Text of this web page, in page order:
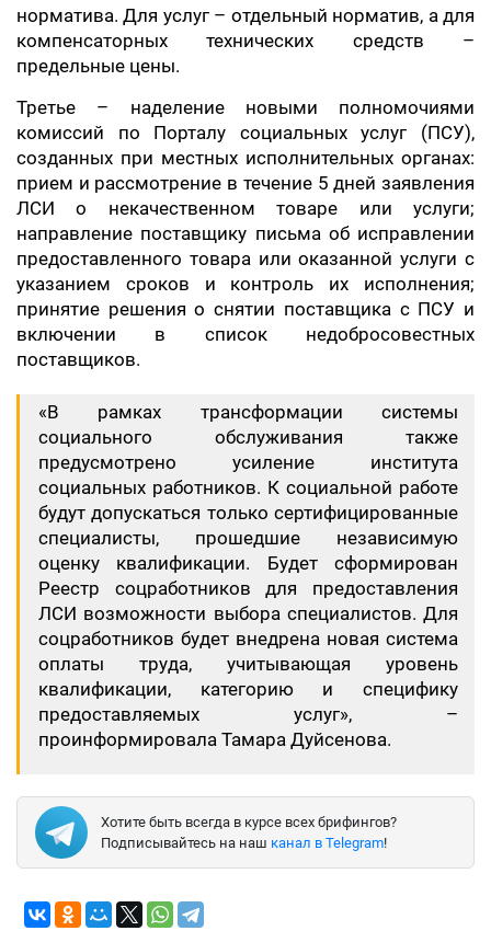
норматива. Для услуг – отдельный норматив, а для
компенсаторных технических средств –
предельные цены.
Третье – наделение новыми полномочиями
комиссий по Порталу социальных услуг (ПСУ),
созданных при местных исполнительных органах:
прием и рассмотрение в течение 5 дней заявления
ЛСИ о некачественном товаре или услуги;
направление поставщику письма об исправлении
предоставленного товара или оказанной услуги с
указанием сроков и контроль их исполнения;
принятие решения о снятии поставщика с ПСУ и
включении в список недобросовестных
поставщиков.
«В рамках трансформации системы
социального обслуживания также
предусмотрено усиление института
социальных работников. К социальной работе
будут допускаться только сертифицированные
специалисты, прошедшие независимую
оценку квалификации. Будет сформирован
Реестр соцработников для предоставления
ЛСИ возможности выбора специалистов. Для
соцработников будет внедрена новая система
оплаты труда, учитывающая уровень
квалификации, категорию и специфику
предоставляемых услуг», –
проинформировала Тамара Дуйсенова.
Хотите быть всегда в курсе всех брифингов?
Подписывайтесь на наш канал в Telegram!